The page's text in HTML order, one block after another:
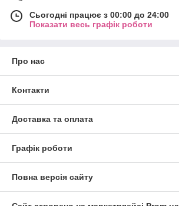
Сьогодні працює з 00:00 до 24:00
Показати весь графік роботи
Про нас
Контакти
Доставка та оплата
Графік роботи
Повна версія сайту